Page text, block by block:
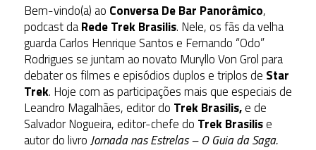
Bem-vindo(a) ao Conversa De Bar Panorâmico,
podcast daRede Trek Brasilis. Nele, os fãs da velha
guarda Carlos Henrique Santos e Fernando “Odo”
Rodrigues se juntam ao novato Muryllo Von Grol para
debater os filmes e episódios duplos e triplos de Star
Trek. Hoje com as participações mais que especiais de
Leandro Magalhães, editor do Trek Brasilis,e de
Salvador Nogueira, editor-chefe do Trek Brasilise
autor do livroJornada nas Estrelas – O Guia da Saga.